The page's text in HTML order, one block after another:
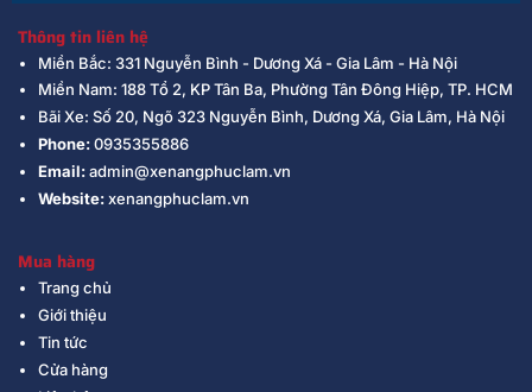
Thông tin liên hệ
Miền Bắc: 331 Nguyễn Bình - Dương Xá - Gia Lâm - Hà Nội
Miền Nam: 188 Tổ 2, KP Tân Ba, Phường Tân Đông Hiệp, TP. HCM
Bãi Xe: Số 20, Ngõ 323 Nguyễn Bình, Dương Xá, Gia Lâm, Hà Nội
Phone:0935355886
Email:admin@xenangphuclam.vn
Website:xenangphuclam.vn
Mua hàng
Trang chủ
Giới thiệu
Tin tức
Cửa hàng